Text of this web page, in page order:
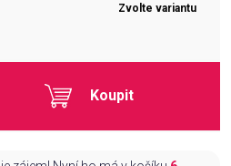
Zvolte variantu
Koupit